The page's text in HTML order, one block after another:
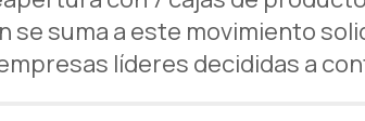
se suma a este movimiento
líderes decididas a